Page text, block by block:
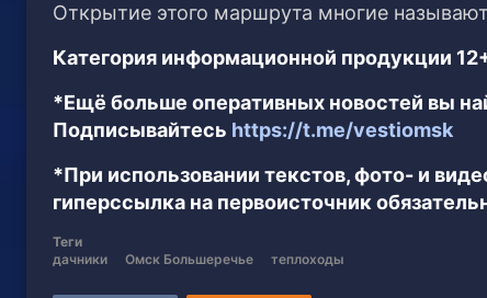
Открытие этого маршрута многие
Категория информационной продукции
*Ещё больше оперативных новостей вы
Подписывайтесь https://t.me/vestiomsk
*При использовании текстов, фото- и
гиперссылка на первоисточник
Теги
дачники
Омск Большеречье теплоходы